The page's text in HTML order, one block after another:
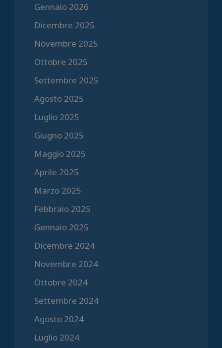
Gennaio 2026
Dicembre 2025
Novembre 2025
Ottobre 2025
Settembre 2025
Agosto 2025
Luglio 2025
Giugno 2025
Maggio 2025
Aprile 2025
Marzo 2025
Febbraio 2025
Gennaio 2025
Dicembre 2024
Novembre 2024
Ottobre 2024
Settembre 2024
Agosto 2024
Luglio 2024